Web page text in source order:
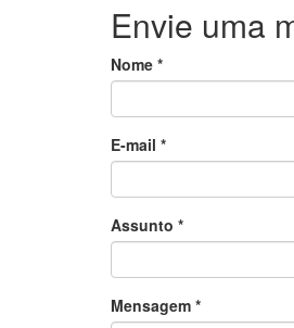
Envie uma
Nome *
E-mail *
Assunto *
Mensagem *